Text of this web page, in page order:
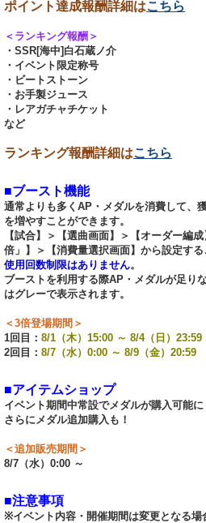
ポイント達成報酬詳細はこちら
＜ランキング報酬＞
・SSR[海中]白石蔵ノ介
・イベント限定称号
・ビートストーン
・お手製ジュース
・レアガチャチケット
など
ランキング報酬詳細はこちら
■ブースト機能
通常よりも多くAP・メダルを消費して、
を増やすことができます。
【試合】＞【選曲画面】＞【オーダー編
倍」】＞【消費量選択画面】から設定する
使用回数制限はありません。
ブーストを利用する際AP・メダルが足り
はグレーで表示されます。
＜3倍登場期間＞
1回目： 8/1（木）15:00 ～ 8/4（日）23:59
2回目： 8/7（水）0:00 ～ 8/9（金）20:59
■アイテムショップ
イベント期間中常設でメダルが購入可能に
さらにメダル追加購入も！
＜追加販売期間＞
8/7（水）0:00 ～
■注意事項
※イベント内容・開催期間は変更となる場